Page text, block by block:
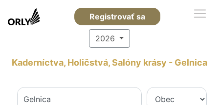
Registrovať sa
2026
Kaderníctva, Holičstvá, Salóny krásy - Gelnica